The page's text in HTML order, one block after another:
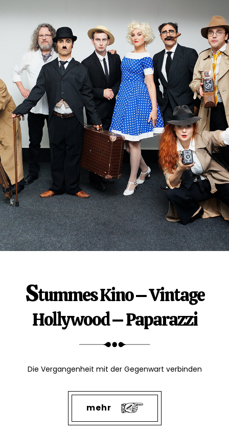
Stummes Kino – Vintage
Hollywood – Paparazzi
Die Vergangenheit mit der Gegenwart verbinden
mehr